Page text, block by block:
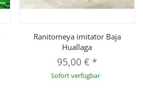
Vorschau
Ranitomeya imitator Baja
Huallaga
95,00 € *
Sofort verfügbar